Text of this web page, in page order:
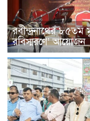
রবীন্দ্রনাথের ৮৫তম
রবিস্মরণে’ আয়োজন